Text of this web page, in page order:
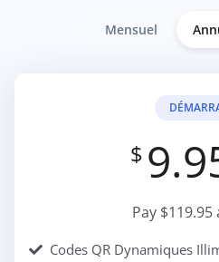
Mensuel
$
Pay
Codes QR Dynamiques